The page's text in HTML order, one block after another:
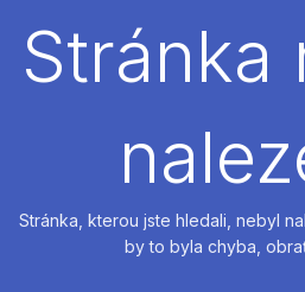
CS
Stránka
Stránka, kterou jste hledali, nebyl
by to byla chyba,